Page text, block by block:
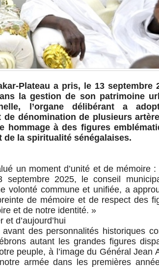
Plateau a pris, le 13 septembre
la gestion de son patrimoine
l’organe délibérant a
de dénomination de plusieurs
hommage à des figures
de la spiritualité sénégalaises.
un moment d’unité et de mémoire :
septembre 2025, le conseil
volonté commune et unifiée, a
de mémoire et de respect des
et de notre identité. »
d’aujourd’hui
des personnalités historiques
autant les grandes figures
peuple, à l’image du Général Jean
armée dans les premières